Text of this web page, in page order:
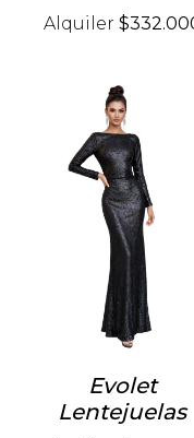
Alquiler
Evolet
Lentejuelas